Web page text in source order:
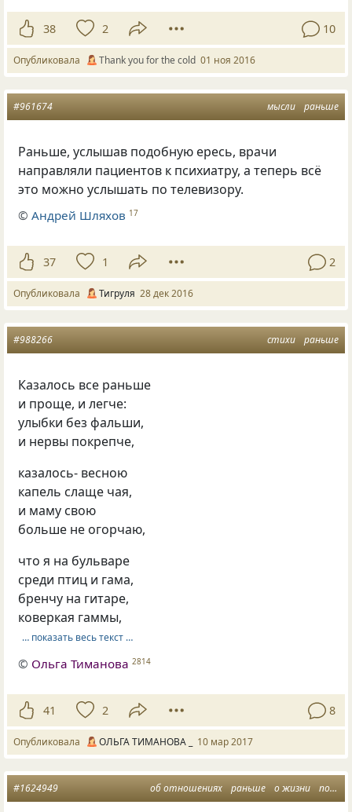
38 2 10
Опубликовала Thank you for the cold 01 ноя 2016
мысли раньше
#961674
Раньше, услышав подобную ересь, врачи
направляли пациентов к психиатру, а теперь всё
это можно услышать по телевизору.
©Андрей Шляхов 17
37 1 2
Опубликовала Тигруля 28 дек 2016
стихи раньше
#988266
Казалось все раньше
и проще, и легче:
улыбки без фальши,
и нервы покрепче,
казалось- весною
капель слаще чая,
и маму свою
больше не огорчаю,
что я на бульваре
среди птиц и гама,
бренчу на гитаре,
коверкая гаммы,
… показать весь текст …
© Ольга Тиманова 2814
41 2 8
Опубликовала ОЛЬГА ТИМАНОВА _ 10 мар 2017
об отношениях раньше о жизни подорожание
#1624949